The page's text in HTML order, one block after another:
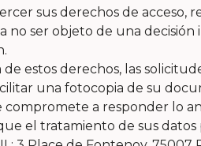
sus derechos de acceso,
no ser objeto de una
estos derechos, las
una fotocopia de su
compromete a responder lo
el tratamiento de sus